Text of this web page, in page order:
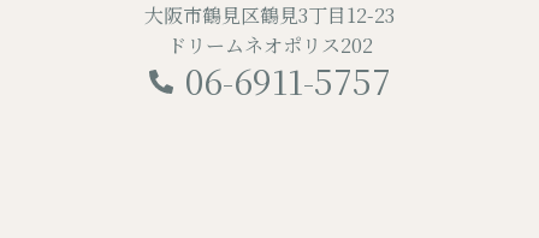
大阪市鶴見区鶴見3丁目12-23
ドリームネオポリス202
06-6911-5757